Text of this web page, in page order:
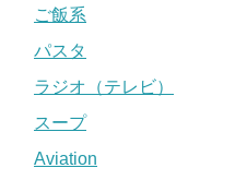
ご飯系
パスタ
ラジオ（テレビ）
スープ
Aviation